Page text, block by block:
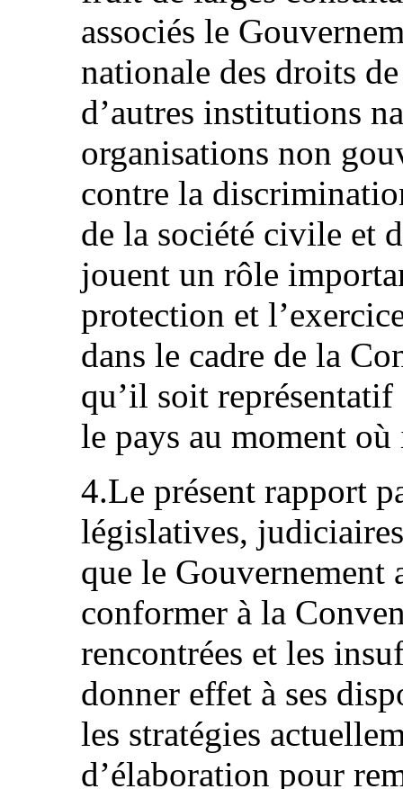
associés le
nationale des droits
d’autres institutions
organisations non
contre la
de la société civile et
jouent un rôle
protection et
dans le cadre de la
qu’il soit
le pays au moment
4.Le présent rapport
législatives,
que le Gouvernement
conformer à la
rencontrées et les
donner effet à ses
les stratégies
d’élaboration pour